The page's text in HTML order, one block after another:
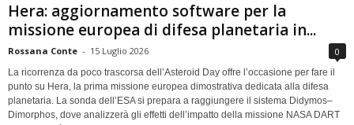
Hera: aggiornamento software per la
missione europea di difesa planetaria in...
Rossana Conte - 15 Luglio 2026 0
La ricorrenza da poco trascorsa dell’Asteroid Day offre l’occasione per fare il
punto su Hera, la prima missione europea dimostrativa dedicata alla difesa
planetaria. La sonda dell’ESA si prepara a raggiungere il sistema Didymos–
Dimorphos, dove analizzerà gli effetti dell’impatto della missione NASA DART